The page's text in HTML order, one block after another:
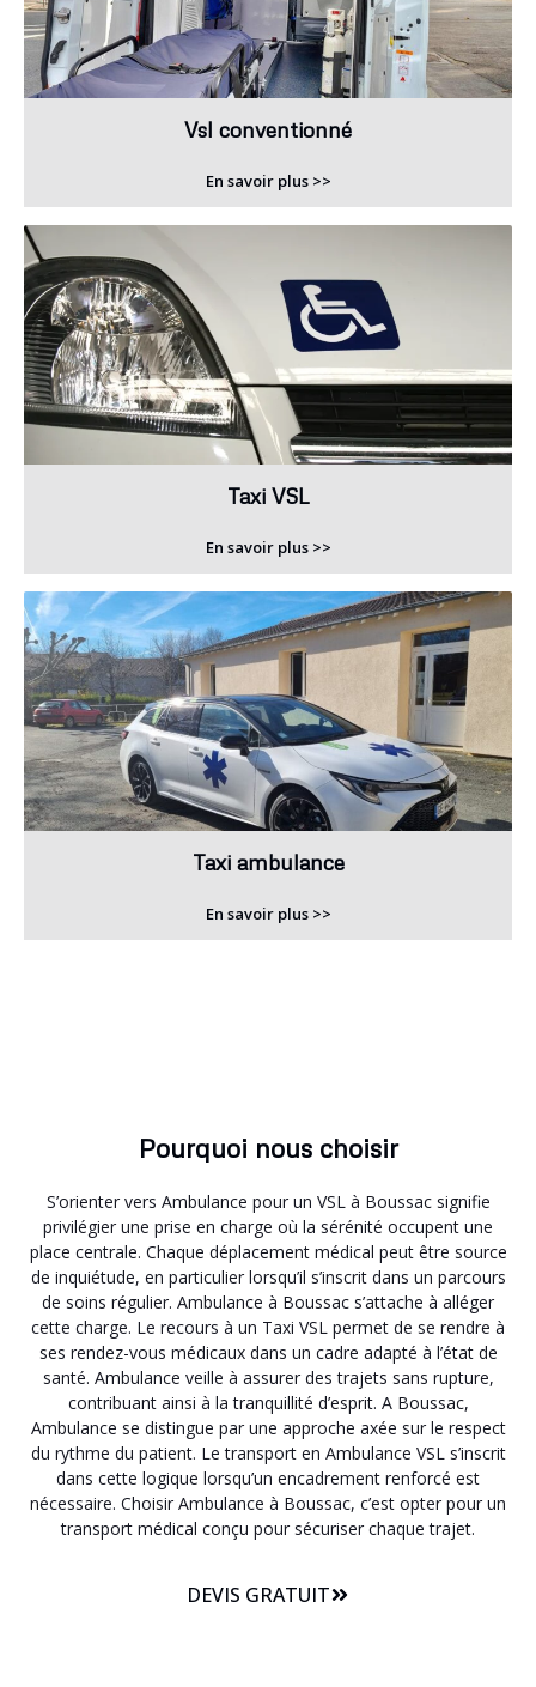
Vsl conventionné
En savoir plus >>
Taxi VSL
En savoir plus >>
Taxi ambulance
En savoir plus >>
Pourquoi nous choisir
S’orienter vers Ambulance pour un VSL à Boussac signifie
privilégier une prise en charge où la sérénité occupent une
place centrale. Chaque déplacement médical peut être source
de inquiétude, en particulier lorsqu’il s’inscrit dans un parcours
de soins régulier. Ambulance à Boussac s’attache à alléger
cette charge. Le recours à un Taxi VSL permet de se rendre à
ses rendez-vous médicaux dans un cadre adapté à l’état de
santé. Ambulance veille à assurer des trajets sans rupture,
contribuant ainsi à la tranquillité d’esprit. A Boussac,
Ambulance se distingue par une approche axée sur le respect
du rythme du patient. Le transport en Ambulance VSL s’inscrit
dans cette logique lorsqu’un encadrement renforcé est
nécessaire. Choisir Ambulance à Boussac, c’est opter pour un
transport médical conçu pour sécuriser chaque trajet.
DEVIS GRATUIT